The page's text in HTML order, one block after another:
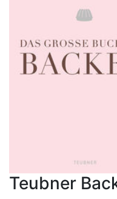
Teubner